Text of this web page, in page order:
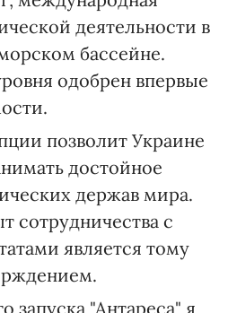
деятельности в
бассейне.
одобрен впервые
позволит Украине
достойное
держав мира.
сотрудничества с
является тому
запуска "Антареса" я